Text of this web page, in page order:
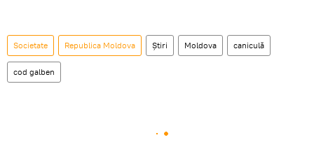
Societate Republica Moldova Știri Moldova caniculă
cod galben